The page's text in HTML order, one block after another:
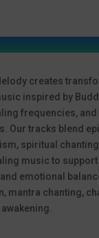
creates
inspired by
frequencies,
Our tracks blend
spiritual
music to
emotional
mantra chanting,